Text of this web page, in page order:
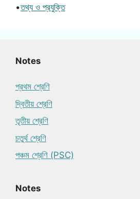
•তথ্য ও প্রযুক্তি
Notes
প্রথম শ্রেণি
দ্বিতীয় শ্রেণি
তৃতীয় শ্রেণি
চতুর্থ শ্রেণি
পঞ্চম শ্রেণি (PSC)
Notes